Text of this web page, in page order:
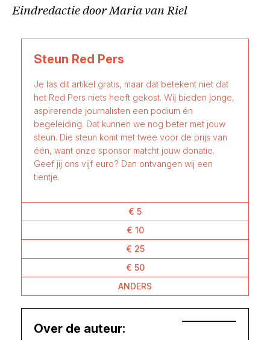
Eindredactie door Maria van Riel
Steun Red Pers
Je las dit artikel gratis, maar dat betekent niet dat
het Red Pers niets heeft gekost. Wij bieden jonge,
aspirerende journalisten een podium én
begeleiding. Dat kunnen we nog beter met jouw
steun. Die steun komt met twee voor de prijs van
één, want onze sponsor matcht jouw donatie.
Geef jij ons vijf euro? Dan ontvangen wij een
tientje.
€ 5
€ 10
€ 25
€ 50
ANDERS
Over de auteur: